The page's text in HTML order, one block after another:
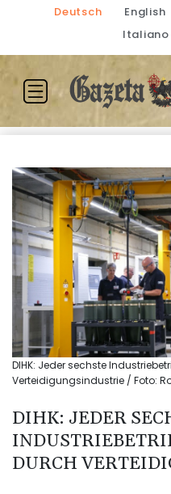
Deutsch English
Italiano
DIHK: Jeder sechste
Verteidigungsindustrie / Foto:
DIHK: JEDER
DURCH